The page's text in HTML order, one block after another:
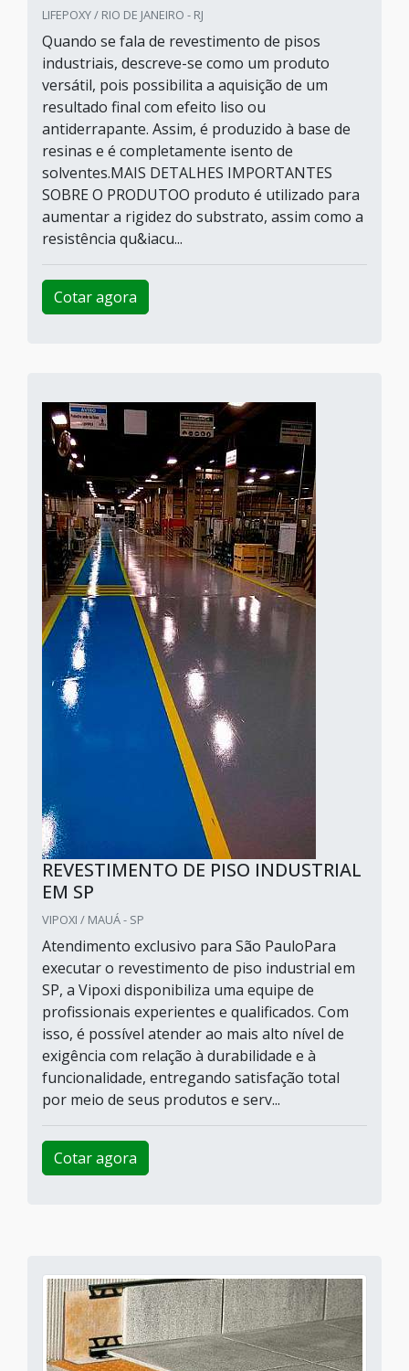
LIFEPOXY / RIO DE JANEIRO - RJ
Quando se fala de revestimento de pisos
industriais, descreve-se como um produto
versátil, pois possibilita a aquisição de um
resultado final com efeito liso ou
antiderrapante. Assim, é produzido à base de
resinas e é completamente isento de
solventes.MAIS DETALHES IMPORTANTES
SOBRE O PRODUTOO produto é utilizado para
aumentar a rigidez do substrato, assim como a
resistência qu&iacu...
Cotar agora
REVESTIMENTO DE PISO INDUSTRIAL
EM SP
VIPOXI / MAUÁ - SP
Atendimento exclusivo para São PauloPara
executar o revestimento de piso industrial em
SP, a Vipoxi disponibiliza uma equipe de
profissionais experientes e qualificados. Com
isso, é possível atender ao mais alto nível de
exigência com relação à durabilidade e à
funcionalidade, entregando satisfação total
por meio de seus produtos e serv...
Cotar agora